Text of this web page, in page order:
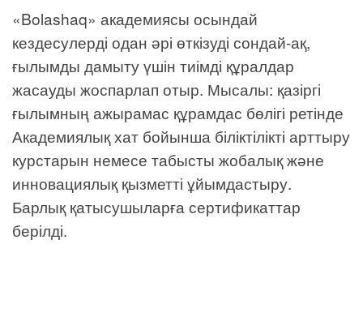
«Bolashaq» академиясы осындай
кездесулерді одан әрі өткізуді сондай-ақ,
ғылымды дамыту үшін тиімді құралдар
жасауды жоспарлап отыр. Мысалы: қазіргі
ғылымның ажырамас құрамдас бөлігі ретінде
Академиялық хат бойынша біліктілікті арттыру
курстарын немесе табысты жобалық және
инновациялық қызметті ұйымдастыру.
Барлық қатысушыларға сертификаттар
берілді.